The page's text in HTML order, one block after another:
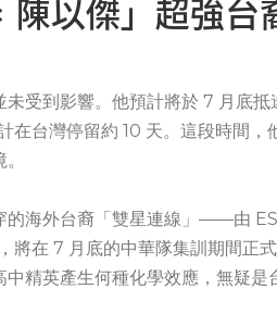
以傑」超強台
受到影響。他預計將於 7 月底抵
台灣停留約 10 天。這段時間，
的海外台裔「雙星連線」——由
在 7 月底的中華隊集訓期間正
精英產生何種化學效應，無疑是